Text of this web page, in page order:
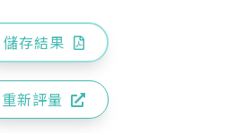
儲存結果
重新評量